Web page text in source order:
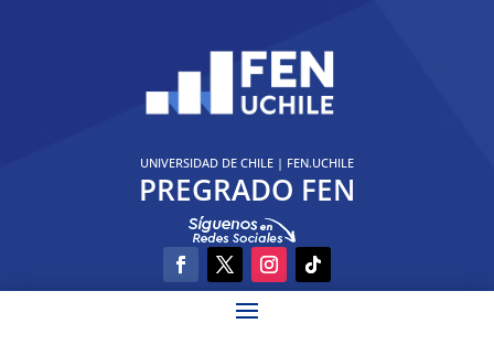
UNIVERSIDAD DE CHILE| FEN.UCHILE
PREGRADO FEN